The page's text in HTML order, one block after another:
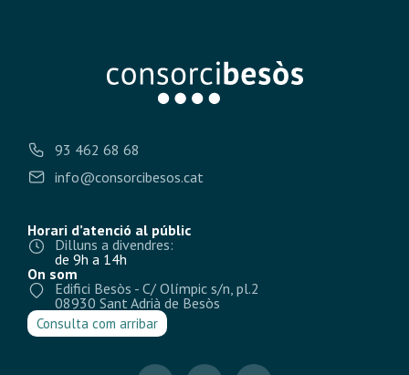
93 462 68 68
info@consorcibesos.cat
Horari d’atenció al públic
Dilluns a divendres:
de 9h a 14h
On som
Edifici Besòs - C/ Olímpic s/n, pl.2
08930 Sant Adrià de Besòs
Consulta com arribar